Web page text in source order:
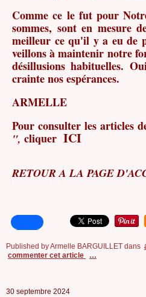
Comme ce le fut pour
sommes, sont en mesure
meilleur ce qu'il y a eu de
veillons à maintenir notre
désillusions habituelles.
crainte nos espérances.
ARMELLE
Pour consulter les articles
", cliquer ICI
RETOUR A LA PAGE
Published by Armelle BARGUILLET dans
commenter cet article
…
30 septembre 2024